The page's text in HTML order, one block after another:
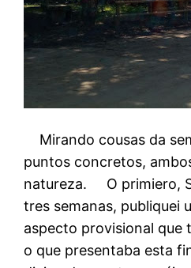
Mirando cousas da
puntos concretos,
natureza. O primiero,
tres semanas, publiquei
aspecto provisional que
o que presentaba esta